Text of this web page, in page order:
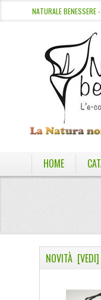
NATURALE BENESSERE
HOME
NOVITÀ [VEDI]